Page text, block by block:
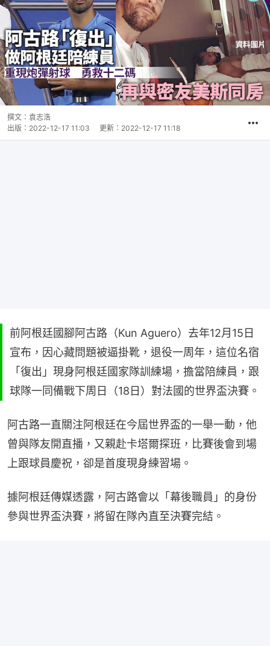
撰文： 袁志浩
出版： 2022-12-17 11:03 更新： 2022-12-17 11:18
前阿根廷國腳阿古路（Kun Aguero）去年12月15日
宣布，因心藏問題被逼掛靴，退役一周年，這位名宿
「復出」現身阿根廷國家隊訓練場，擔當陪練員，跟
球隊一同備戰下周日（18日）對法國的世界盃決賽。
阿古路一直關注阿根廷在今屆世界盃的一舉一動，他
曾與隊友開直播，又親赴卡塔爾探班，比賽後會到場
上跟球員慶祝，卻是首度現身練習場。
據阿根廷傳媒透露，阿古路會以「幕後職員」的身份
參與世界盃決賽，將留在隊內直至決賽完結。